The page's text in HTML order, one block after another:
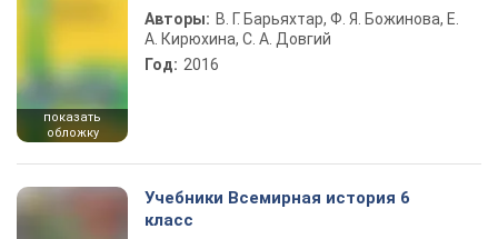
показать
обложку
Авторы: В. Г. Барьяхтар, Ф. Я. Божинова, Е.
А. Кирюхина, С. А. Довгий
Год: 2016
Учебники Всемирная история 6
класс